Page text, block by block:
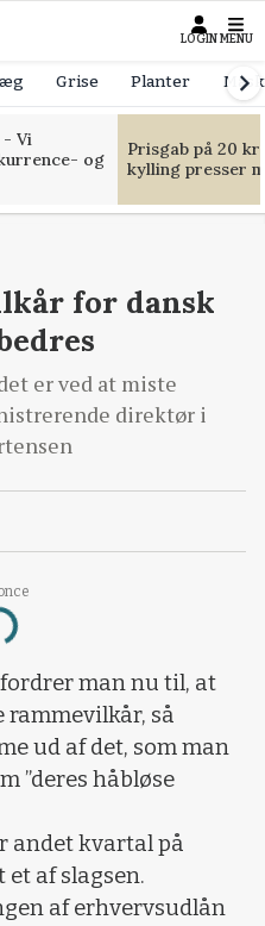
LOGIN MENU
Grise Planter
Vi
og
Prisgab på 20
kylling presser
for dansk
er ved at miste
direktør i
man nu til, at
rammevilkår, så
ud af det, som man
”deres håbløse
andet kvartal på
af slagsen.
af erhvervsudlån